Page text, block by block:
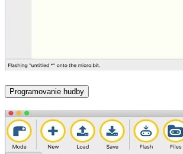
Programovanie hudby